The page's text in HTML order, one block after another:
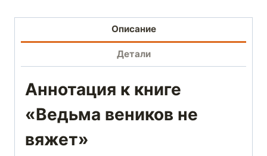
Описание
Детали
Аннотация к книге
«Ведьма веников не
вяжет»